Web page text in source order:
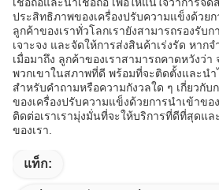
ประสิทธิภาพของเครื่องปรับความแข็งด้วยก
ลูกค้าของเราทั่วโลกเรายังสามารถรองรับ
เจาะจง และจัดให้การส่งสินค้าเร่งรัด หากจํ
เมื่อมาถึง ลูกค้าของเราสามารถคาดหวังว่า
พวกเขาในสภาพที่ดี พร้อมที่จะติดตั้งและนํา
สําหรับคําถามหรือความกังวลใด ๆ เกี่ยวกับ
ของเครื่องปรับความแข็งด้วยการนําเข้าขอ
ติดต่อเราเรามุ่งมั่นที่จะให้บริการที่ดีที่สุดแ
ของเรา.
แท็ก: